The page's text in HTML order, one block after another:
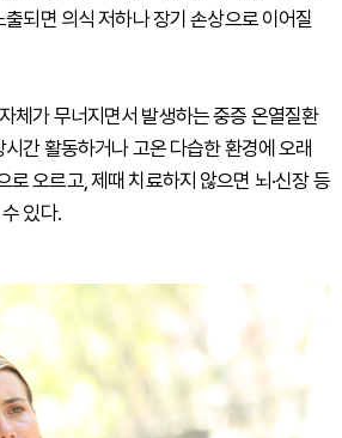
되면 의식 저하나 장기 손상으로 이어질
체가 무너지면서 발생하는 중증 온열질환
간 활동하거나 고온 다습한 환경에 오래
로 오르고, 제때 치료하지 않으면 뇌·신장 등
있다.